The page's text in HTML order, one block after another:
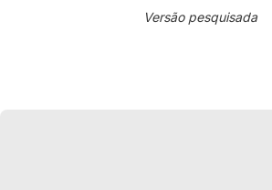
Versão pesquisada